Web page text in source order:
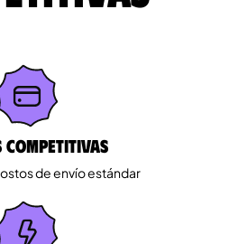
competitivas
de envío estándar